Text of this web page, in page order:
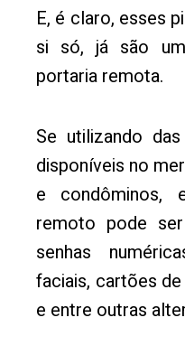
E, é claro, esses
si só, já são
portaria remota.
Se utilizando
disponíveis no
e condôminos,
remoto pode
senhas
faciais, cartões
e entre outras